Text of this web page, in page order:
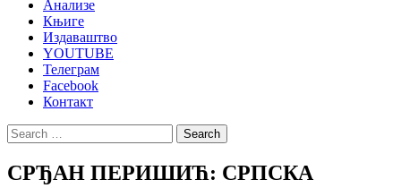
Анализе
Књиге
Издаваштво
YOUTUBE
Телеграм
Facebook
Контакт
Search
for:
СРЂАН ПЕРИШИЋ: СРПСКА